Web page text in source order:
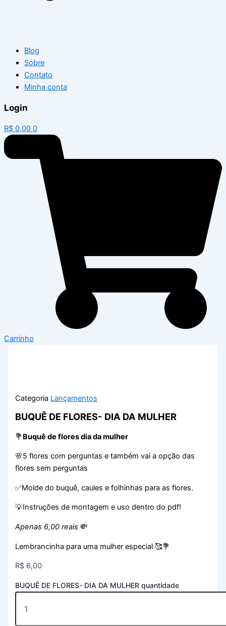
Blog
Sobre
Contato
Minha conta
Login
R$ 0,00 0
Carrinho
Categoria Lançamentos
BUQUÊ DE FLORES- DIA DA MULHER
💐 Buquê de flores dia da mulher
🌸5 flores com perguntas e também vai a opção das
flores sem perguntas
✅Molde do buquê, caules e folhinhas para as flores.
💡Instruções de montagem e uso dentro do pdf!
Apenas 6,00 reais 💸
Lembrancinha para uma mulher especial 🥰💐
R$ 6,00
BUQUÊ DE FLORES- DIA DA MULHER quantidade